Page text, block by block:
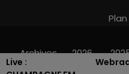
Live :
Archives 2026